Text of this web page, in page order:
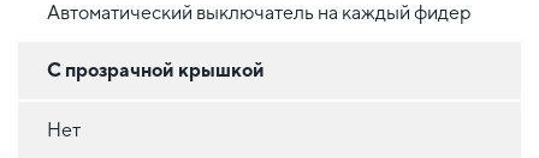
Автоматический выключатель на каждый фидер
С прозрачной крышкой
Нет